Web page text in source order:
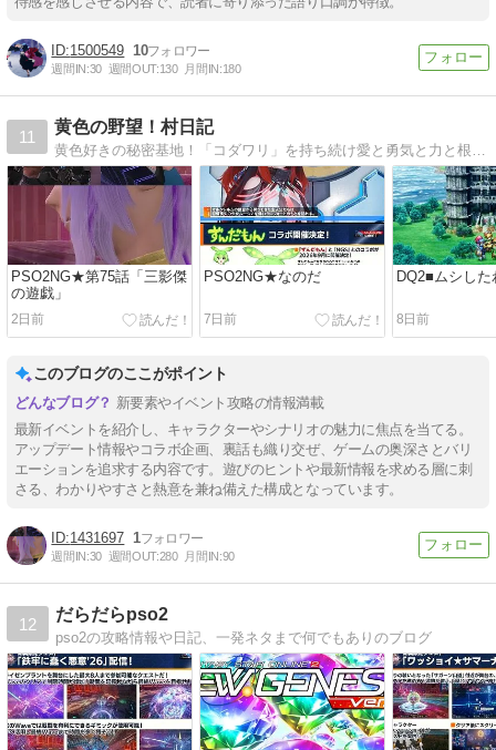
1500549 10
週間IN:30 週間OUT:130 月間IN:180
11
黄色の野望！村日記
PSO2NG★第75話「三影傑
の遊戯」
2日前
PSO2NG★なのだ
7日前
DQ2■ムシした
8日前
このブログのここがポイント
新要素やイベント攻略の情報満載
最新イベントを紹介し、キャラクターやシナリオの魅力に焦点を当てる。
アップデート情報やコラボ企画、裏話も織り交ぜ、ゲームの奥深さとバリ
エーションを追求する内容です。遊びのヒントや最新情報を求める層に刺
さる、わかりやすさと熱意を兼ね備えた構成となっています。
1431697 1
週間IN:30 週間OUT:280 月間IN:90
12
だらだらpso2
pso2の攻略情報や日記、一発ネタまで何でもありのブログ